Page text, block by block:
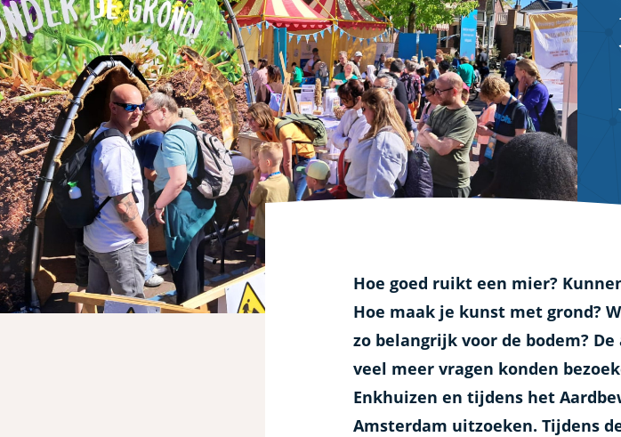
bodemdieren
op
wetenschapsfestivals
Hoe goed ruikt een mier?
Hoe maak je kunst met grond?
zo belangrijk voor de bodem?
veel meer vragen konden
Enkhuizen en tijdens het
Amsterdam uitzoeken. Tijdens